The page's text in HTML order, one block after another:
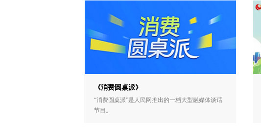
《消费圆桌派》
“消费圆桌派”是人民网推出的一档大型融媒体谈话
节目。